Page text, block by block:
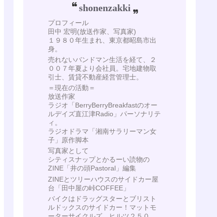
shonenzakki
プロフィール
田中 宏明(放送作家、写真家)
１９８０年生まれ、東京都昭島市出
身。
売れないバンドマン生活を経て、２
００７年夏より会社員。宅地建物取
引士、賃貸不動産経営管理士。
＝現在の活動＝
放送作家
ラジオ「BerryBerryBreakfastのオー
ルデイズ直江津Radio」パーソナリテ
ィ。
ラジオドラマ「湘南サラリーマン女
子」原作脚本
写真家として
シティスナップとかるーい読物の
ZINE「井の頭Pastoral」編集
ZINEとツリーハウスのサイドカー屋
台「田中屋の峠COFFEE」
バイクはドラッグスターとブリスト
ルドックスのサイドカー！マットモ